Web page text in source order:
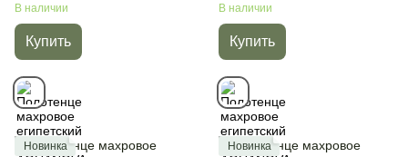
Лиловый, 30х50 см, Для рук
В наличии
Купить
Бежевый, 30х50 см, Для рук
В наличии
Купить
Новинка
Новинка